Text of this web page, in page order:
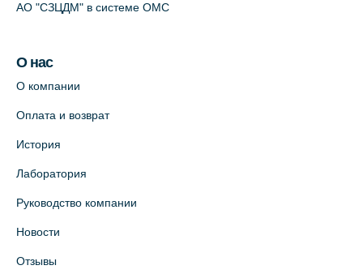
АО "СЗЦДМ" в системе ОМС
О нас
О компании
Оплата и возврат
История
Лаборатория
Руководство компании
Новости
Отзывы